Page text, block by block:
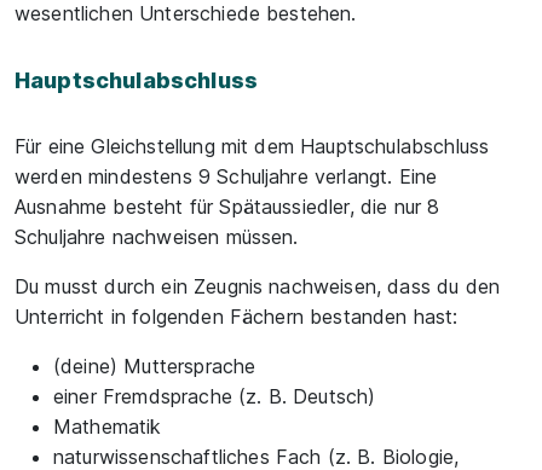
wesentlichen Unterschiede bestehen.
Hauptschulabschluss
Für eine Gleichstellung mit dem Hauptschulabschluss
werden mindestens 9 Schuljahre verlangt. Eine
Ausnahme besteht für Spätaussiedler, die nur 8
Schuljahre nachweisen müssen.
Du musst durch ein Zeugnis nachweisen, dass du den
Unterricht in folgenden Fächern bestanden hast:
(deine) Muttersprache
einer Fremdsprache (z. B. Deutsch)
Mathematik
naturwissenschaftliches Fach (z. B. Biologie,